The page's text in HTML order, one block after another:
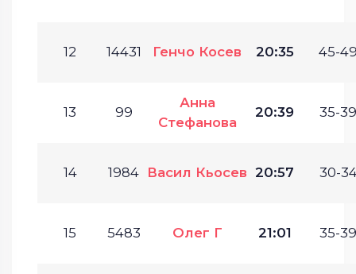
12 14431 Генчо Косев 20:35 45-
13 99
Анна
Стефанова
20:39 35-
14 1984 Васил Кьосев 20:57 30-
15 5483 Олег Г 21:01 35-